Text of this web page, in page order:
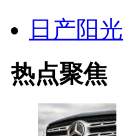
日产阳光
热点聚焦